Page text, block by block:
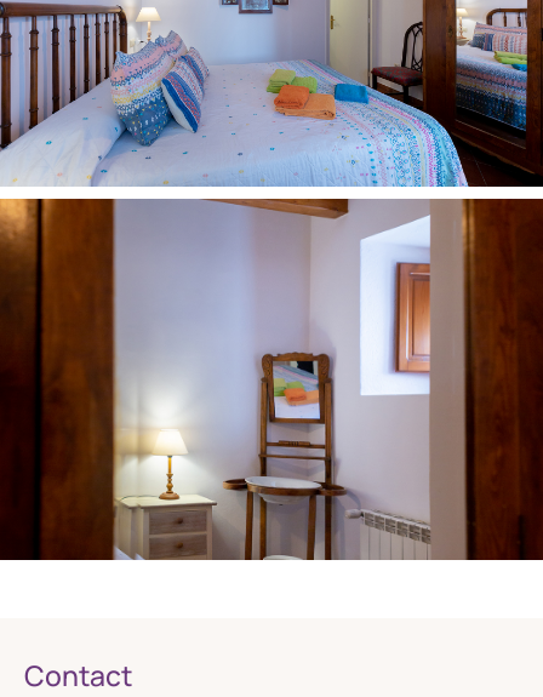
Contact